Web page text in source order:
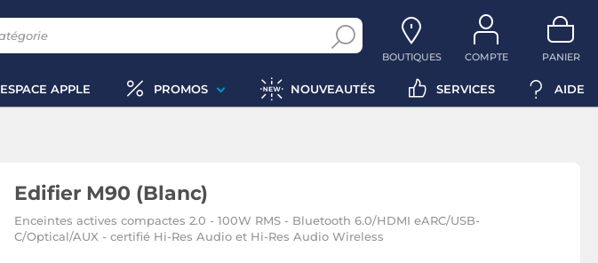
BOUTIQUES COMPTE PANIER
ESPACE APPLE PROMOS NOUVEAUTÉS SERVICES AIDE
Edifier M90 (Blanc)
Enceintes actives compactes 2.0 - 100W RMS - Bluetooth 6.0/HDMI eARC/USB-
C/Optical/AUX - certifié Hi-Res Audio et Hi-Res Audio Wireless